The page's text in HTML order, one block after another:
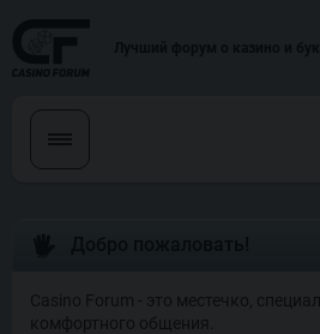
Casino Forum - это местечко,
комфортного общения.